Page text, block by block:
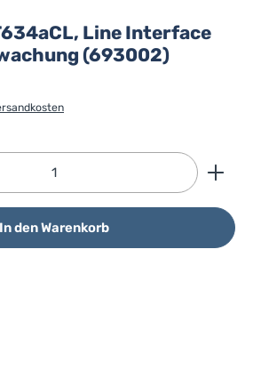
Line Interface
(693002)
den gewünschten Wert ein
In den Warenkorb